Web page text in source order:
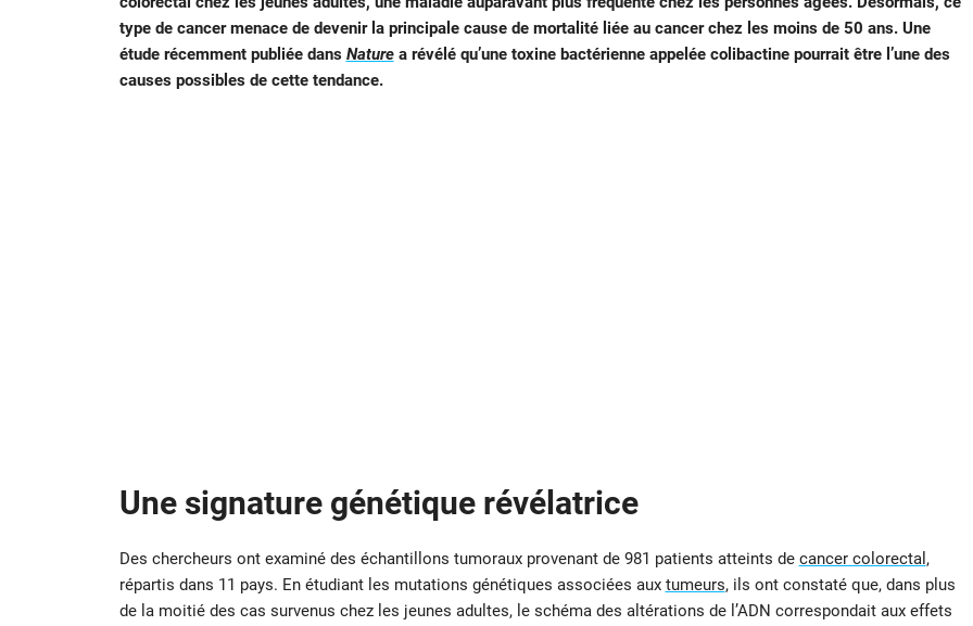
type de cancer menace de devenir la principale cause de mortalité liée au cancer chez les moins de 50 ans. Une
étude récemment publiée dans Naturea révélé qu’une toxine bactérienne appelée colibactine pourrait être l’une des
causes possibles de cette tendance.
Une signature génétique révélatrice
Des chercheurs ont examiné des échantillons tumoraux provenant de 981 patients atteints de cancer colorectal ,
répartis dans 11 pays. En étudiant les mutations génétiques associées aux tumeurs, ils ont constaté que, dans plus
de la moitié des cas survenus chez les jeunes adultes, le schéma des altérations de l’ADN correspondait aux effets